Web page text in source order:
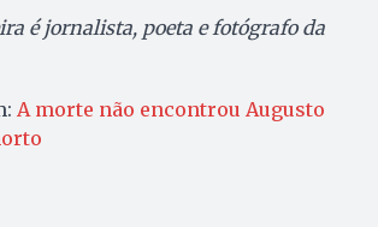
é jornalista, poeta e fotógrafo da
A morte não encontrou Augusto